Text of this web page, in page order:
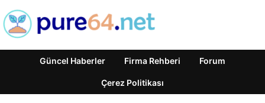
Güncel Haberler Firma Rehberi Forum
Çerez Politikası